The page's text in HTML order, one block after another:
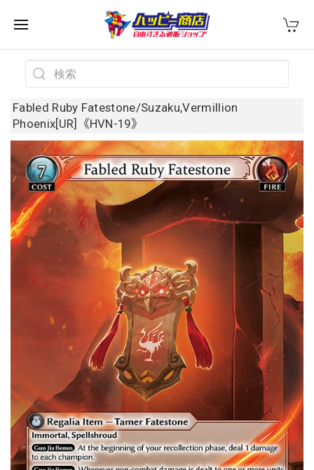
Fabled Ruby Fatestone/Suzaku,Vermillion
Phoenix[UR]《HVN-19》